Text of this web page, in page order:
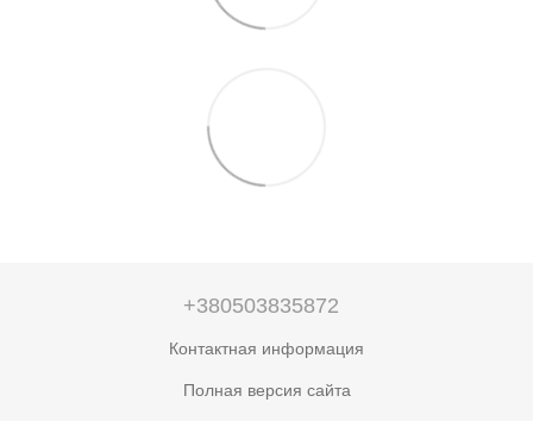
+380503835872
Контактная информация
Полная версия сайта